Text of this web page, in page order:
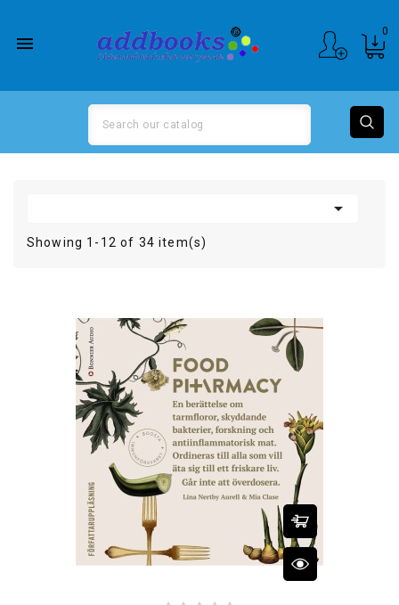

0

Showing 1-12 of 34 item(s)